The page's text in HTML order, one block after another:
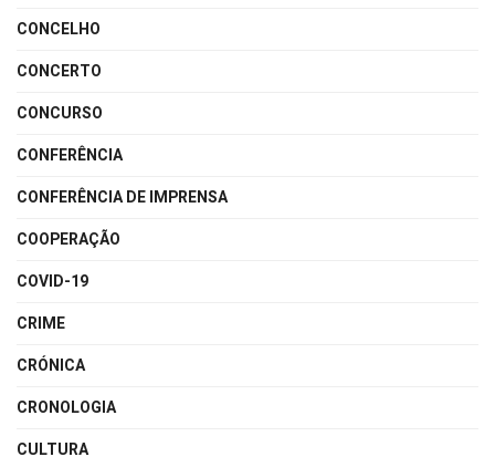
CONCELHO
CONCERTO
CONCURSO
CONFERÊNCIA
CONFERÊNCIA DE IMPRENSA
COOPERAÇÃO
COVID-19
CRIME
CRÓNICA
CRONOLOGIA
CULTURA